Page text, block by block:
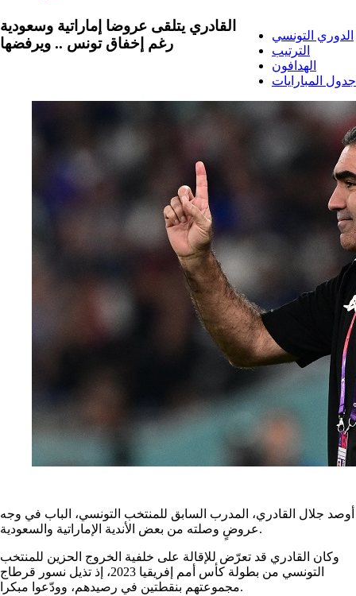
الدوري التونسي
الترتيب
الهدافون
جدول المبارايات
القادري يتلقى عروضا إماراتية وسعودية
رغم إخفاق تونس .. ويرفضها
أوصد جلال القادري، المدرب السابق للمنتخب التونسي، الباب في وجه
عروضٍ وصلته من بعض الأندية الإماراتية والسعودية.
وكان القادري قد تعرّض للإقالة على خلفية الخروج الحزين للمنتخب
التونسي من بطولة كأس أمم إفريقيا 2023، إذ تذيل نسور قرطاج
مجموعتهم بنقطتين في رصيدهم، وودّعوا مبكرا.